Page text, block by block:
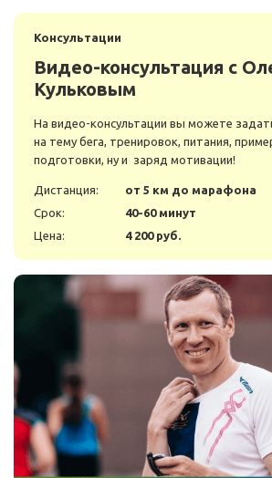
Консультации
Видео-консультация с
Кульковым
На видео-консультации вы можете
на тему бега, тренировок, питания,
подготовки, ну и заряд мотивации!
Дистанция:
от 5 км до марафона
Срок:
40-60 минут
Цена:
4 200 руб.